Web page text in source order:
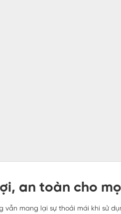
an toàn cho
vẫn mang lại sự thoải mái khi sử